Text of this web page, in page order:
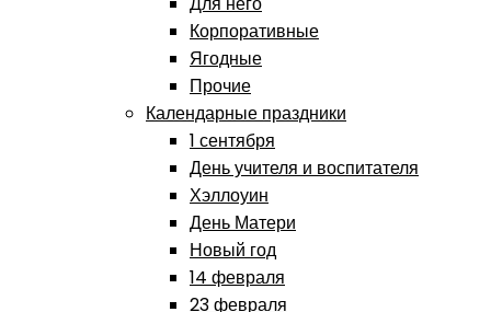
Корпоративные
Ягодные
Прочие
Календарные праздники
1 сентября
День учителя и воспитателя
Хэллоуин
День Матери
Новый год
14 февраля
23 февраля